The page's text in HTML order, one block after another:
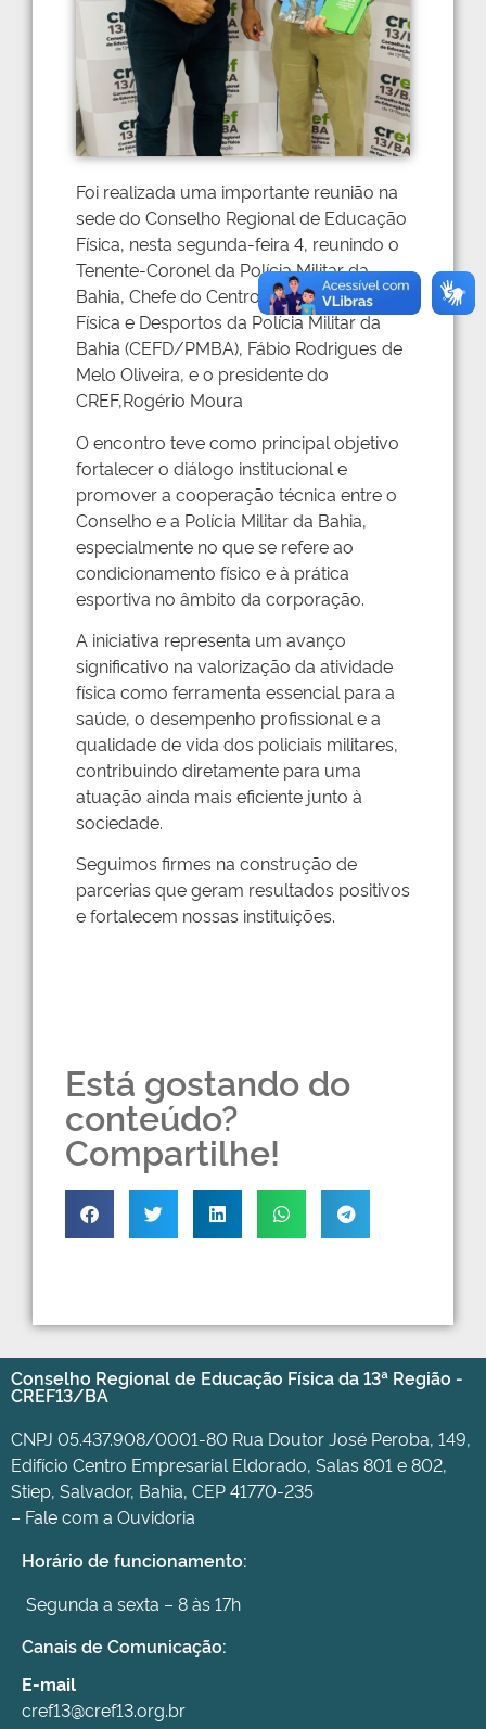
Foi realizada uma importante reunião na
sede do Conselho Regional de Educação
Física, nesta segunda-feira 4, reunindo o
Tenente-Coronel da Polícia Militar da
Bahia, Chefe do Centro de Educação
Física e Desportos da Polícia Militar da
Bahia (CEFD/PMBA), Fábio Rodrigues de
Melo Oliveira, e o presidente do
CREF,Rogério Moura
O encontro teve como principal objetivo
fortalecer o diálogo institucional e
promover a cooperação técnica entre o
Conselho e a Polícia Militar da Bahia,
especialmente no que se refere ao
condicionamento físico e à prática
esportiva no âmbito da corporação.
A iniciativa representa um avanço
significativo na valorização da atividade
física como ferramenta essencial para a
saúde, o desempenho profissional e a
qualidade de vida dos policiais militares,
contribuindo diretamente para uma
atuação ainda mais eficiente junto à
sociedade.
Seguimos firmes na construção de
parcerias que geram resultados positivos
e fortalecem nossas instituições.
Está gostando do
conteúdo?
Compartilhe!
Conselho Regional de Educação Física da 13ª Região -
CREF13/BA
CNPJ 05.437.908/0001-80 Rua Doutor José Peroba, 149,
Edifício Centro Empresarial Eldorado, Salas 801 e 802,
Stiep, Salvador, Bahia, CEP 41770-235
– Fale com a Ouvidoria
Horário de funcionamento:
Segunda a sexta – 8 às 17h
Canais de Comunicação:
E-mail
cref13@cref13.org.br